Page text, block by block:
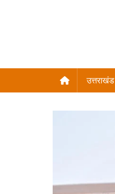
उत्तराखंड